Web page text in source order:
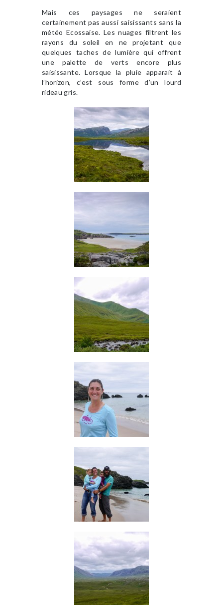
Mais ces paysages ne seraient
certainement pas aussi saisissants sans la
météo Ecossaise. Les nuages filtrent les
rayons du soleil en ne projetant que
quelques taches de lumière qui offrent
une palette de verts encore plus
saisissante. Lorsque la pluie apparait à
l’horizon, c’est sous forme d’un lourd
rideau gris.